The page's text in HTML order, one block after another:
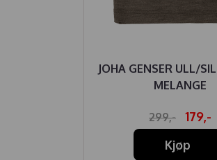
JOHA GENSER ULL/
MELANGE
299,-
179,-
Kjøp